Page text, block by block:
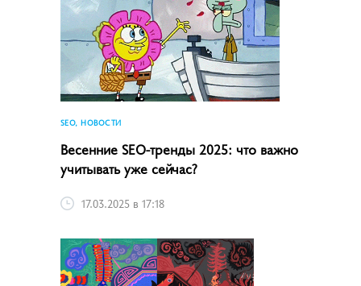
SEO, НОВОСТИ
Весенние SEO-тренды 2025: что важно
учитывать уже сейчас?
17.03.2025 в 17:18